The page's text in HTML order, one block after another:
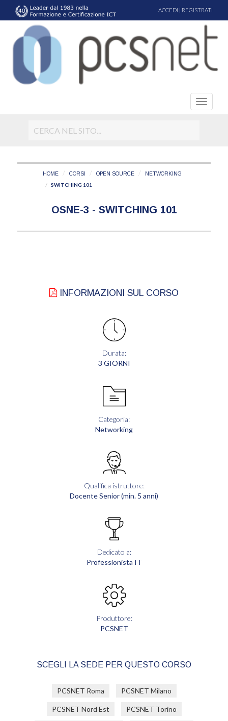
ACCEDI | REGISTRATI
HOME CORSI OPEN SOURCE NETWORKING
SWITCHING 101
OSNE-3 - SWITCHING 101
INFORMAZIONI SUL CORSO
Durata:
3 GIORNI
Categoria:
Networking
Qualifica istruttore:
Docente Senior (min. 5 anni)
Dedicato a:
Professionista IT
Produttore:
PCSNET
SCEGLI LA SEDE PER QUESTO CORSO
PCSNET Roma PCSNET Milano
PCSNET Nord Est PCSNET Torino